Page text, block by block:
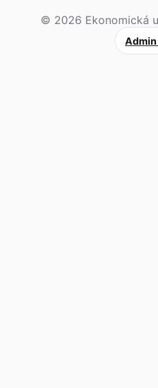
© 2026 Ekonomická